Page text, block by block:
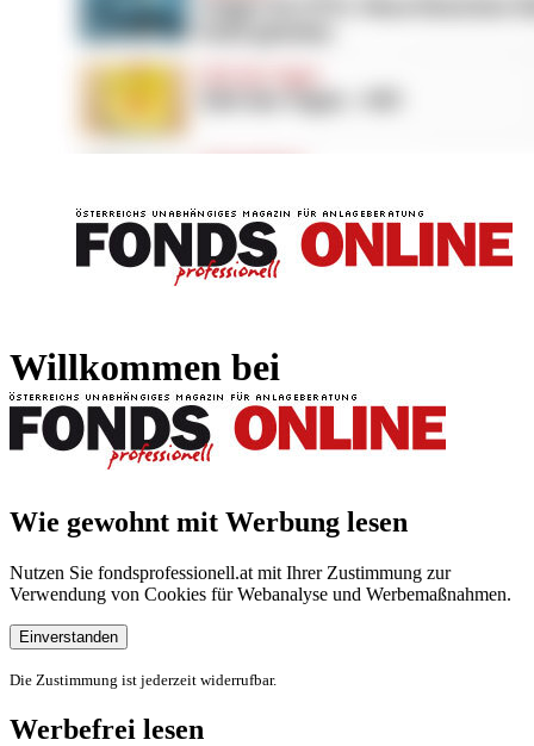
Willkommen bei
Wie gewohnt mit Werbung lesen
Nutzen Sie fondsprofessionell.at mit Ihrer Zustimmung zur
Verwendung von Cookies für Webanalyse und Werbemaßnahmen.
Einverstanden
Die Zustimmung ist jederzeit widerrufbar.
Werbefrei lesen